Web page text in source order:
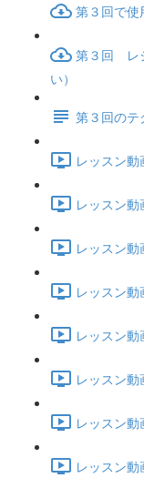
第３回で使
第３回 レ
い）
第３回のテ
レッスン
レッスン
レッスン
レッスン
レッスン
レッスン
レッスン
レッスン